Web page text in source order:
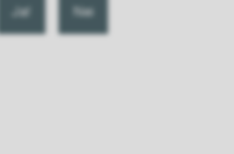
Ja Nei